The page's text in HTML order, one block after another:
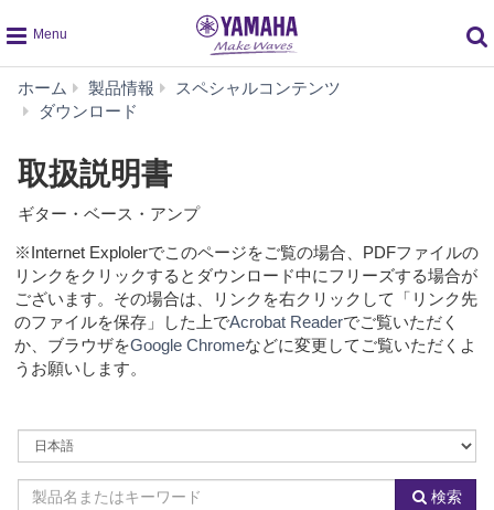
global
navigation
ホーム 製品情報
スペシャルコンテンツ
ダウンロード
説
明
取扱説明書
ギター・ベース・アンプ
※Internet Explolerでこのページをご覧の場合、PDFファイルの
リンクをクリックするとダウンロード中にフリーズする場合が
ございます。その場合は、リンクを右クリックして「リンク先
のファイルを保存」した上でAcrobat Readerでご覧いただく
か、ブラウザをGoogle Chromeなどに変更してご覧いただくよ
うお願いします。
By
Language
By
Model
検索